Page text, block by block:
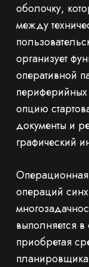
оболочку,
между
организует
оперативной
опцию
документы и
графический
Операционная
операций
выполняется
приобретая